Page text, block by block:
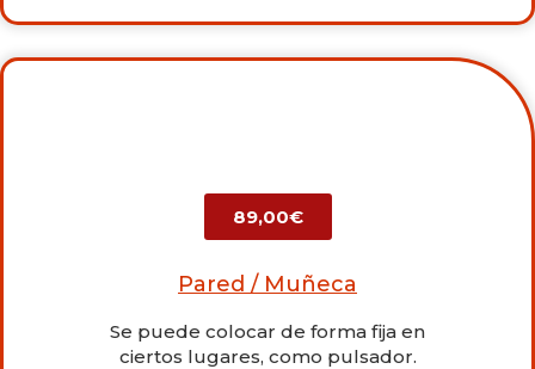
89,00€
Pared / Muñeca
Se puede colocar de forma fija en
ciertos lugares, como pulsador.